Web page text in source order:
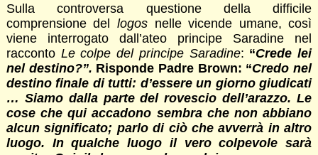
Sulla controversa questione della difficile
comprensione del logos nelle vicende umane, così
viene interrogato dall’ateo principe Saradine nel
racconto Le colpe del principe Saradine: “Crede lei
nel destino?”. Risponde Padre Brown: “Credo nel
destino finale di tutti: d’essere un giorno giudicati
… Siamo dalla parte del rovescio dell’arazzo. Le
cose che qui accadono sembra che non abbiano
alcun significato; parlo di ciò che avverrà in altro
luogo. In qualche luogo il vero colpevole sarà